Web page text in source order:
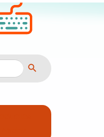
Botón de búsqueda